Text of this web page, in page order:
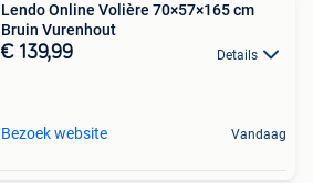
Lendo Online Volière 70×57×165 cm
Bruin Vurenhout
€ 139,99 Details
Bezoek website Vandaag